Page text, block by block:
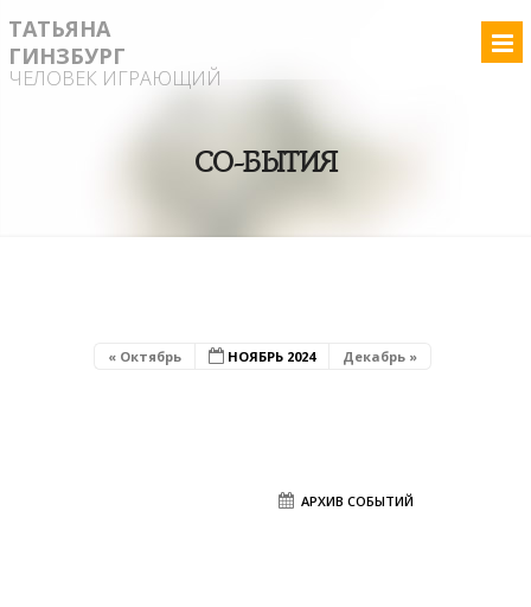
ТАТЬЯНА
ГИНЗБУРГ
ЧЕЛОВЕК ИГРАЮЩИЙ
СО-БЫТИЯ
« Октябрь НОЯБРЬ 2024 Декабрь »
АРХИВ СОБЫТИЙ